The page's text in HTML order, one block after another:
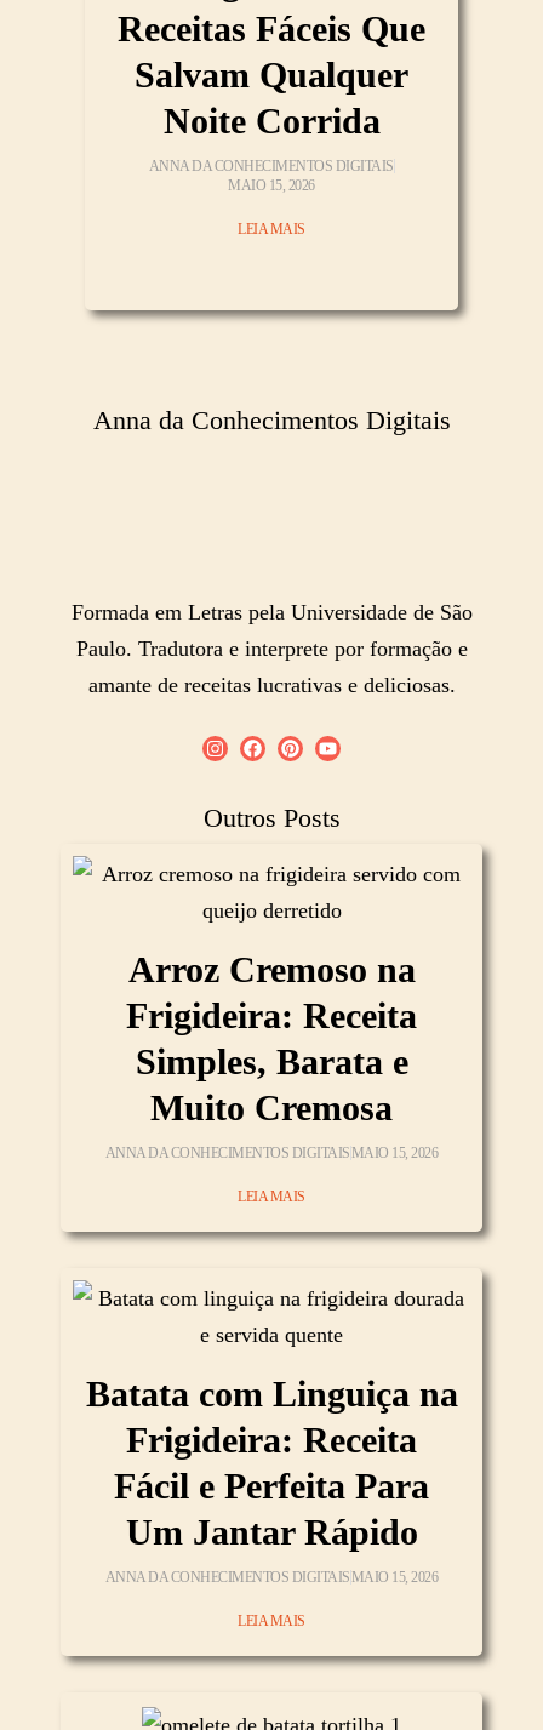
Receitas Fáceis Que
Salvam Qualquer
Noite Corrida
ANNA DA CONHECIMENTOS DIGITAIS
MAIO 15, 2026
LEIA MAIS
Anna da Conhecimentos Digitais
Formada em Letras pela Universidade de São
Paulo. Tradutora e interprete por formação e
amante de receitas lucrativas e deliciosas.
Outros Posts
Arroz Cremoso na
Frigideira: Receita
Simples, Barata e
Muito Cremosa
ANNA DA CONHECIMENTOS DIGITAISMAIO 15, 2026
LEIA MAIS
Batata com Linguiça na
Frigideira: Receita
Fácil e Perfeita Para
Um Jantar Rápido
ANNA DA CONHECIMENTOS DIGITAISMAIO 15, 2026
LEIA MAIS